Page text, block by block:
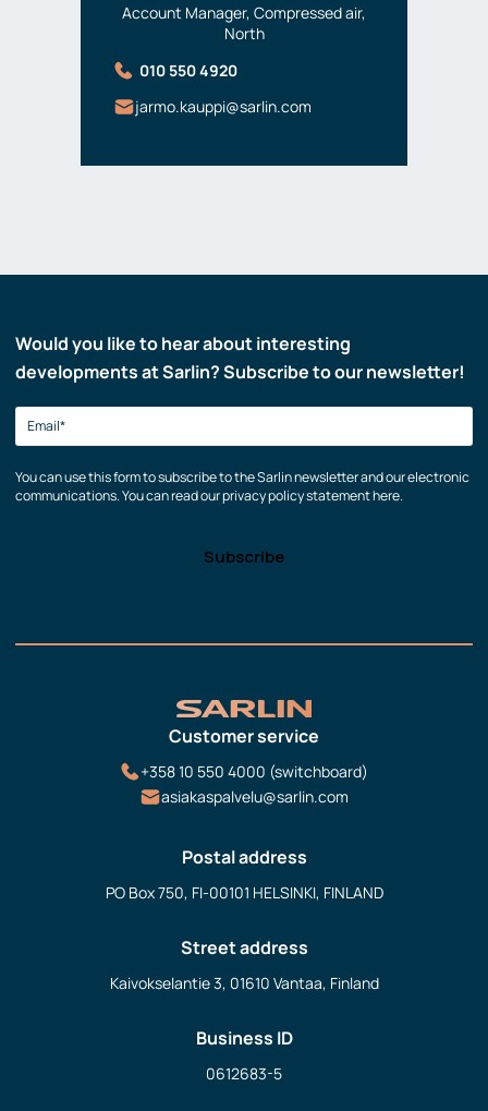
Account Manager, Compressed air,
North
010 550 4920
jarmo.kauppi@sarlin.com
Would you like to hear about interesting
developments at Sarlin? Subscribe to our newsletter!
You can use this form to subscribe to the Sarlin newsletter and our electronic
communications. You can read our privacy policy statement here.
Customer service
+358 10 550 4000 (switchboard)
asiakaspalvelu@sarlin.com
Postal address
PO Box 750, FI-00101 HELSINKI, FINLAND
Street address
Kaivokselantie 3, 01610 Vantaa, Finland
Business ID
0612683-5